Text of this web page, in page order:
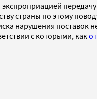
экспроприацией
страны по этому
нарушения поставок
с которыми, как